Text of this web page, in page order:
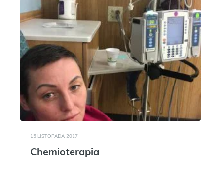
15 LISTOPADA 2017
Chemioterapia